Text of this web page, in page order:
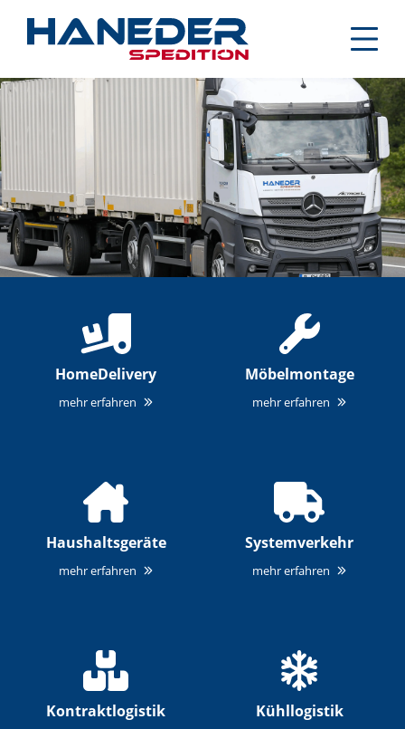
HomeDelivery
mehr erfahren
Möbelmontage
mehr erfahren
Haushaltsgeräte
mehr erfahren
Systemverkehr
mehr erfahren
Kontraktlogistik Kühllogistik